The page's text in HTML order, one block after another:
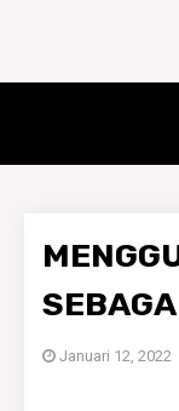
Januari 12, 2022